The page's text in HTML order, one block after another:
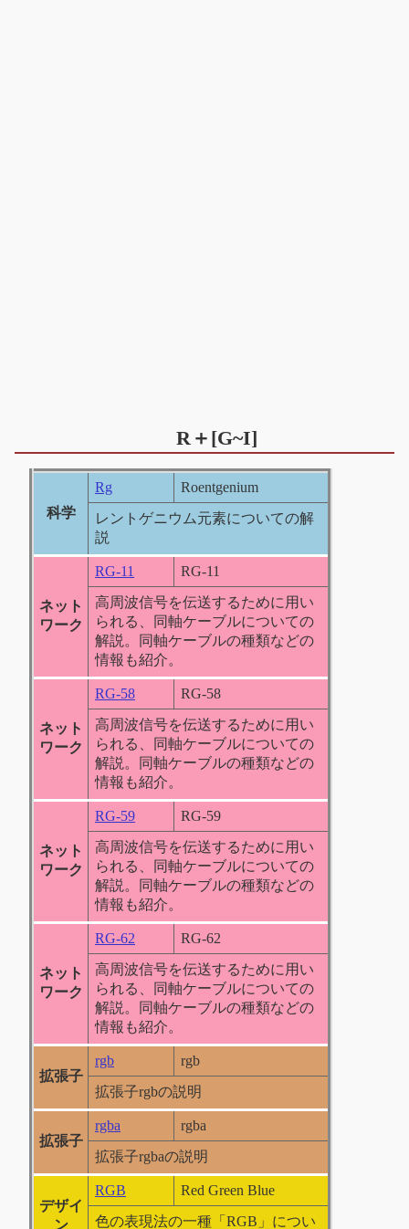
R＋[G~I]
科学
Rg
Roentgenium
レントゲニウム元素についての解
説
ネット
ワーク
RG-11
RG-11
高周波信号を伝送するために用い
られる、同軸ケーブルについての
解説。同軸ケーブルの種類などの
情報も紹介。
ネット
ワーク
RG-58
RG-58
高周波信号を伝送するために用い
られる、同軸ケーブルについての
解説。同軸ケーブルの種類などの
情報も紹介。
ネット
ワーク
RG-59
RG-59
高周波信号を伝送するために用い
られる、同軸ケーブルについての
解説。同軸ケーブルの種類などの
情報も紹介。
ネット
ワーク
RG-62
RG-62
高周波信号を伝送するために用い
られる、同軸ケーブルについての
解説。同軸ケーブルの種類などの
情報も紹介。
拡張子
rgb
rgb
拡張子rgbの説明
拡張子
rgba
rgba
拡張子rgbaの説明
デザイ
ン
RGB
Red Green Blue
色の表現法の一種「RGB」につい